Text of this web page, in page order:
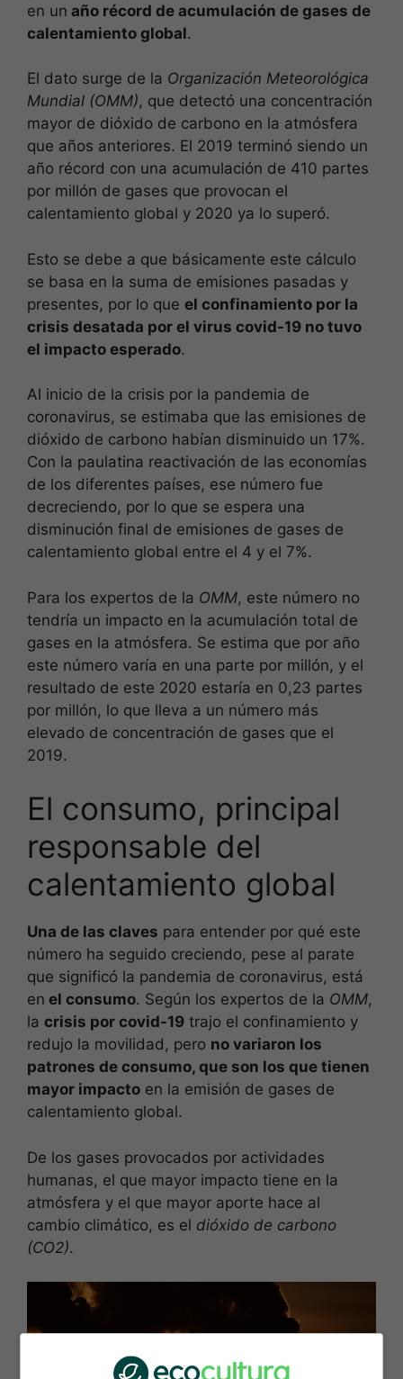
en un año récord de acumulación de gases de
calentamiento global.
El dato surge de la Organización Meteorológica
Mundial (OMM), que detectó una concentración
mayor de dióxido de carbono en la atmósfera
que años anteriores. El 2019 terminó siendo un
año récord con una acumulación de 410 partes
por millón de gases que provocan el
calentamiento global y 2020 ya lo superó.
Esto se debe a que básicamente este cálculo
se basa en la suma de emisiones pasadas y
presentes, por lo que el confinamiento por la
crisis desatada por el virus covid-19 no tuvo
el impacto esperado.
Al inicio de la crisis por la pandemia de
coronavirus, se estimaba que las emisiones de
dióxido de carbono habían disminuido un 17%.
Con la paulatina reactivación de las economías
de los diferentes países, ese número fue
decreciendo, por lo que se espera una
disminución final de emisiones de gases de
calentamiento global entre el 4 y el 7%.
Para los expertos de la OMM, este número no
tendría un impacto en la acumulación total de
gases en la atmósfera. Se estima que por año
este número varía en una parte por millón, y el
resultado de este 2020 estaría en 0,23 partes
por millón, lo que lleva a un número más
elevado de concentración de gases que el
2019.
El consumo, principal
responsable del
calentamiento global
Una de las claves para entender por qué este
número ha seguido creciendo, pese al parate
que significó la pandemia de coronavirus, está
en el consumo. Según los expertos de la OMM,
la crisis por covid-19 trajo el confinamiento y
redujo la movilidad, pero no variaron los
patrones de consumo, que son los que tienen
mayor impacto en la emisión de gases de
calentamiento global.
De los gases provocados por actividades
humanas, el que mayor impacto tiene en la
atmósfera y el que mayor aporte hace al
cambio climático, es el dióxido de carbono
(CO2).